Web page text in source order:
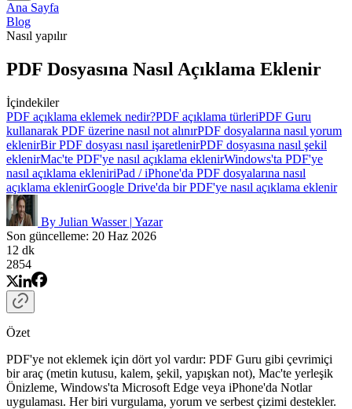
Ana Sayfa
Blog
Nasıl yapılır
PDF Dosyasına Nasıl Açıklama Eklenir
İçindekiler
PDF açıklama eklemek nedir?PDF açıklama türleriPDF Guru
kullanarak PDF üzerine nasıl not alınırPDF dosyalarına nasıl yorum
eklenirBir PDF dosyası nasıl işaretlenirPDF dosyasına nasıl şekil
eklenirMac'te PDF'ye nasıl açıklama eklenirWindows'ta PDF'ye
nasıl açıklama ekleniriPad / iPhone'da PDF dosyalarına nasıl
açıklama eklenirGoogle Drive'da bir PDF'ye nasıl açıklama eklenir
By Julian Wasser | Yazar
Son güncelleme: 20 Haz 2026
12 dk
2854
Özet
PDF'ye not eklemek için dört yol vardır: PDF Guru gibi çevrimiçi
bir araç (metin kutusu, kalem, şekil, yapışkan not), Mac'te yerleşik
Önizleme, Windows'ta Microsoft Edge veya iPhone'da Notlar
uygulaması. Her biri vurgulama, yorum ve serbest çizimi destekler.